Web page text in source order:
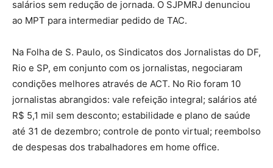
salários sem redução de jornada. O SJPMRJ denunciou
ao MPT para intermediar pedido de TAC.
Na Folha de S. Paulo, os Sindicatos dos Jornalistas do DF,
Rio e SP, em conjunto com os jornalistas, negociaram
condições melhores através de ACT. No Rio foram 10
jornalistas abrangidos: vale refeição integral; salários até
R$ 5,1 mil sem desconto; estabilidade e plano de saúde
até 31 de dezembro; controle de ponto virtual; reembolso
de despesas dos trabalhadores em home office.